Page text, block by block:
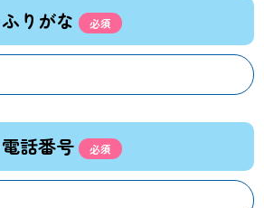
ふりがな
電話番号